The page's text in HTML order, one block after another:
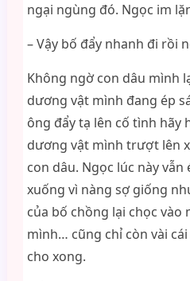
ngại ngùng đó. Ngọc im
– Vậy bố đẩy nhanh đi rồi
Không ngờ con dâu mình
dương vật mình đang ép
ông đẩy tạ lên cố tình hãy
dương vật mình trượt lên
con dâu. Ngọc lúc này
xuống vì nàng sợ giống
của bố chồng lại chọc vào
mình… cũng chỉ còn vài
cho xong.